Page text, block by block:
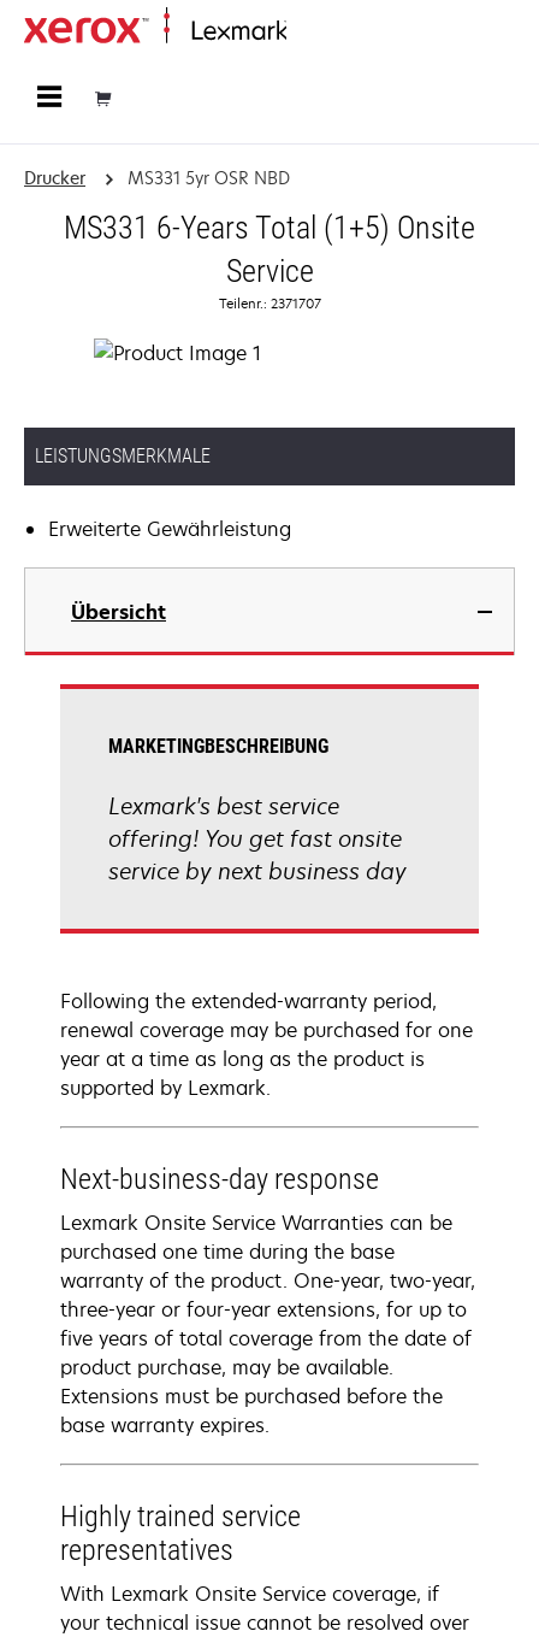
Drucker MS331 5yr OSR NBD
MS331 6-Years Total (1+5) Onsite
Service
Teilenr.: 2371707
LEISTUNGSMERKMALE
Erweiterte Gewährleistung
Übersicht
MARKETINGBESCHREIBUNG
Lexmark's best service
offering! You get fast onsite
service by next business day
Following the extended-warranty period,
renewal coverage may be purchased for one
year at a time as long as the product is
supported by Lexmark.
Next-business-day response
Lexmark Onsite Service Warranties can be
purchased one time during the base
warranty of the product. One-year, two-year,
three-year or four-year extensions, for up to
five years of total coverage from the date of
product purchase, may be available.
Extensions must be purchased before the
base warranty expires.
Highly trained service
representatives
With Lexmark Onsite Service coverage, if
your technical issue cannot be resolved over